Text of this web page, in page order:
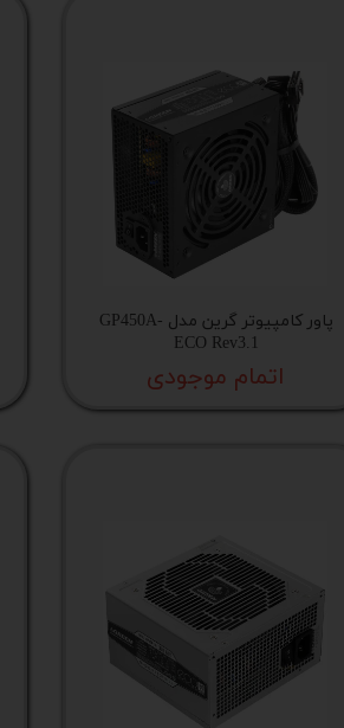
پاور کامپیوتر گرین مدل GP450A-
ECO Rev3.1
اتمام موجودی